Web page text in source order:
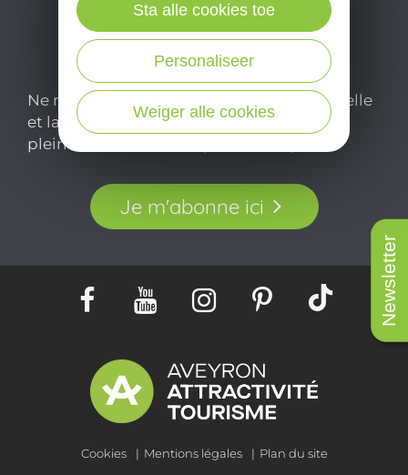
Newsletter
Ne manquez pas notre newsletter mensuelle
et laissez-vous inspirer pour profiter
pleinement de votre séjour en Aveyron.
Je m'abonne ici
Cookies Mentions légales Plan du site
Weiger alle cookies
Personaliseer
Sta alle cookies toe